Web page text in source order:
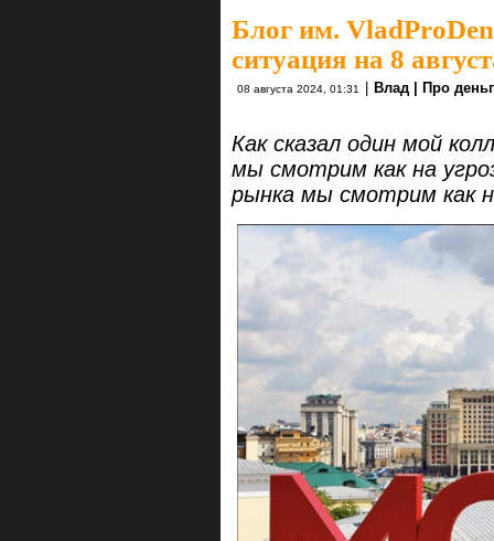
Блог им.
ситуация на 8
08 августа 2024, 01:31 Влад | Про
Как сказал один мой
мы смотрим как на
рынка мы смотрим как